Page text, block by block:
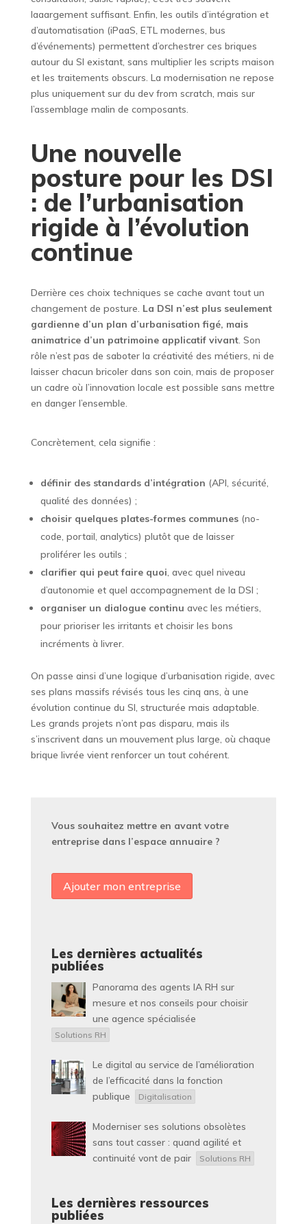
laaargement suffisant. Enfin, les outils d’intégration et
d’automatisation (iPaaS, ETL modernes, bus
d’événements) permettent d’orchestrer ces briques
autour du SI existant, sans multiplier les scripts maison
et les traitements obscurs. La modernisation ne repose
plus uniquement sur du dev from scratch, mais sur
l’assemblage malin de composants.
Une nouvelle
posture pour les DSI
: de l’urbanisation
rigide à l’évolution
continue
Derrière ces choix techniques se cache avant tout un
changement de posture. La DSI n’est plus seulement
gardienne d’un plan d’urbanisation figé, mais
animatrice d’un patrimoine applicatif vivant. Son
rôle n’est pas de saboter la créativité des métiers, ni de
laisser chacun bricoler dans son coin, mais de proposer
un cadre où l’innovation locale est possible sans mettre
en danger l’ensemble.
Concrètement, cela signifie :
définir des standards d’intégration (API, sécurité,
qualité des données) ;
choisir quelques plates-formes communes(no-
code, portail, analytics) plutôt que de laisser
proliférer les outils ;
clarifier qui peut faire quoi, avec quel niveau
d’autonomie et quel accompagnement de la DSI ;
organiser un dialogue continu avec les métiers,
pour prioriser les irritants et choisir les bons
incréments à livrer.
On passe ainsi d’une logique d’urbanisation rigide, avec
ses plans massifs révisés tous les cinq ans, à une
évolution continue du SI, structurée mais adaptable.
Les grands projets n’ont pas disparu, mais ils
s’inscrivent dans un mouvement plus large, où chaque
brique livrée vient renforcer un tout cohérent.
Vous souhaitez mettre en avant votre
entreprise dans l’espace annuaire ?
Ajouter mon entreprise
Les dernières actualités
publiées
Panorama des agents IA RH sur
mesure et nos conseils pour choisir
une agence spécialisée
Solutions RH
Le digital au service de l’amélioration
de l’efficacité dans la fonction
publique
Digitalisation
Moderniser ses solutions obsolètes
sans tout casser : quand agilité et
continuité vont de pair
Solutions RH
Les dernières ressources
publiées